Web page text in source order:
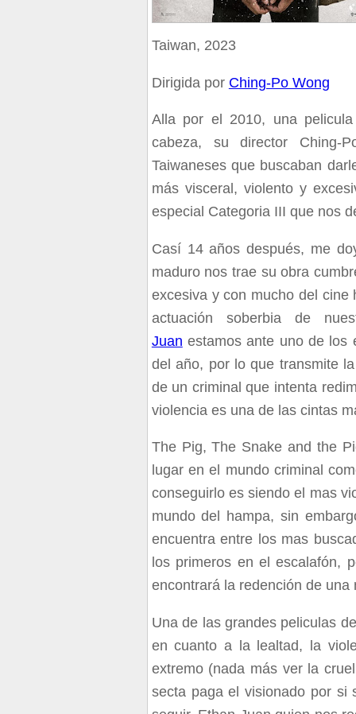
Taiwan, 2023
Dirigida por Ching-Po Wong
Alla por el 2010, una
cabeza, su director Ching-
Taiwaneses que buscaban
más visceral, violento y
especial Categoria III que nos
Casí 14 años después, me
maduro nos trae su obra
excesiva y con mucho del cine
actuación soberbia de
Juan estamos ante uno de los
del año, por lo que transmite
de un criminal que intenta
violencia es una de las cintas
The Pig, The Snake and the
lugar en el mundo criminal
conseguirlo es siendo el mas
mundo del hampa, sin
encuentra entre los mas
los primeros en el escalafón,
encontrará la redención de
Una de las grandes peliculas
en cuanto a la lealtad, la
extremo (nada más ver la
secta paga el visionado por si